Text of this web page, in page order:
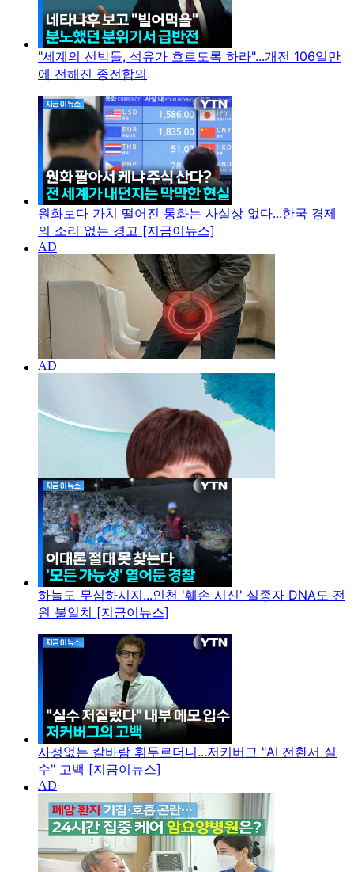
"세계의 선박들, 석유가 흐르도록 하라"...개전 106일만
에 전해진 종전합의
원화보다 가치 떨어진 통화는 사실상 없다...한국 경제
의 소리 없는 경고 [지금이뉴스]
하늘도 무심하시지...인천 '훼손 시신' 실종자 DNA도 전
원 불일치 [지금이뉴스]
사정없는 칼바람 휘두르더니...저커버그 "AI 전환서 실
수" 고백 [지금이뉴스]